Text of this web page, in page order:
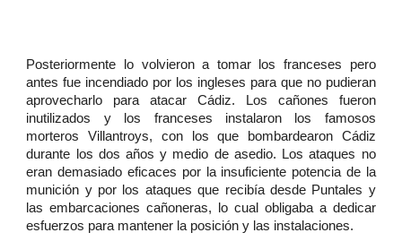
Posteriormente lo volvieron a tomar los franceses pero
antes fue incendiado por los ingleses para que no pudieran
aprovecharlo para atacar Cádiz. Los cañones fueron
inutilizados y los franceses instalaron los famosos
morteros Villantroys, con los que bombardearon Cádiz
durante los dos años y medio de asedio. Los ataques no
eran demasiado eficaces por la insuficiente potencia de la
munición y por los ataques que recibía desde Puntales y
las embarcaciones cañoneras, lo cual obligaba a dedicar
esfuerzos para mantener la posición y las instalaciones.